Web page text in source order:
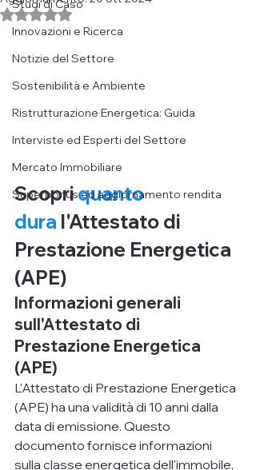
Studi di Caso
Innovazioni e Ricerca
Notizie del Settore
Sostenibilità e Ambiente
Ristrutturazione Energetica: Guida
Interviste ed Esperti del Settore
Mercato Immobiliare
Superbonus ed aggiornamento rendita
Valutazione NaN stelle su 5.
Scopri quanto
dura l'Attestato di
Prestazione Energetica
(APE)
​Informazioni generali
sull'Attestato di
Prestazione Energetica
(APE)
L'Attestato di Prestazione Energetica
(APE) ha una validità di 10 anni dalla
data di emissione. Questo
documento fornisce informazioni
sulla classe energetica dell'immobile,